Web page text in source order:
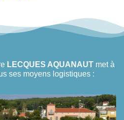
LECQUES AQUANAUTmet à
ses moyens logistiques :